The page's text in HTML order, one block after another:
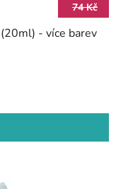
74 Kč
- více barev